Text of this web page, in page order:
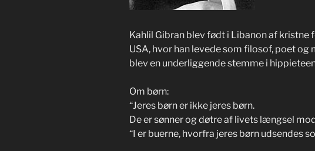
Kahlil Gibran blev født i Libanon af
USA, hvor han levede som filosof, poet og
blev en underliggende stemme i
Om børn:
“Jeres børn er ikke jeres børn.
De er sønner og døtre af livets længsel
“I er buerne, hvorfra jeres børn udsendes